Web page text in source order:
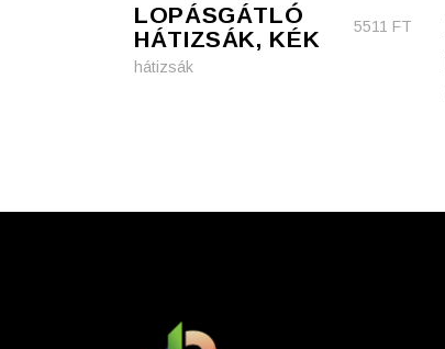
LOPÁSGÁTLÓ
HÁTIZSÁK, KÉK
5511 FT
hátizsák